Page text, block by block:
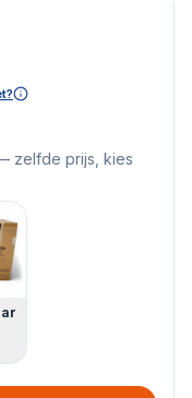
zelfde prijs, kies